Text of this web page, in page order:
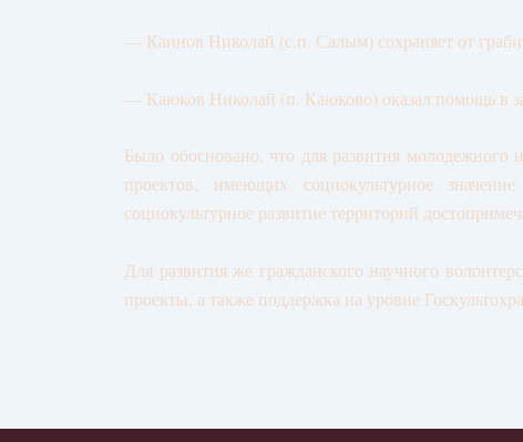
— Каинов Николай (с.п. Салым) сохраняет от
— Каюков Николай (п. Каюково) оказал помощь в
Было обосновано, что для развития молодежного
проектов, имеющих социокультурное значение
социокультурное развитие территорий
Для развития же гражданского научного
проекты, а также поддержка на уровне